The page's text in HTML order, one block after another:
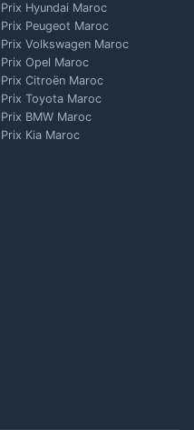
Prix Hyundai Maroc
Prix Peugeot Maroc
Prix Volkswagen Maroc
Prix Opel Maroc
Prix Citroën Maroc
Prix Toyota Maroc
Prix BMW Maroc
Prix Kia Maroc